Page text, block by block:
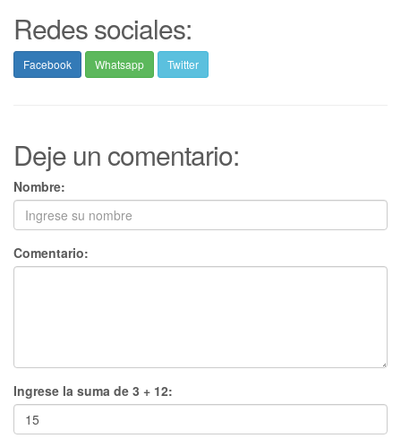
Redes sociales:
Facebook Whatsapp Twitter
Deje un comentario:
Nombre:
Comentario:
Ingrese la suma de 3 + 12: